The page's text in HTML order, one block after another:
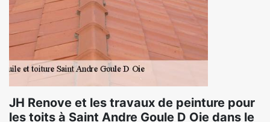
JH Renove et les travaux de peinture pour
les toits à Saint Andre Goule D Oie dans le